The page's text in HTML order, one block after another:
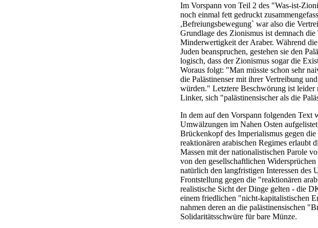
Im Vorspann von Teil 2 des "Was-ist-
noch einmal fett gedruckt
,Befreiungsbewegung` war also die
Grundlage des Zionismus ist demnach
Minderwertigkeit der Araber. Während
Juden beanspruchen, gestehen sie den
logisch, dass der Zionismus sogar die
Woraus folgt: "Man müsste schon sehr
die Palästinenser mit ihrer Vertreibung
würden." Letztere Beschwörung ist
Linker, sich "palästinensischer als die
In dem auf den Vorspann folgenden Text
Umwälzungen im Nahen Osten
Brückenkopf des Imperialismus gegen
reaktionären arabischen Regimes erlaubt
Massen mit der nationalistischen Parole
von den gesellschaftlichen
natürlich den langfristigen Interessen des
Frontstellung gegen die "reaktionären
realistische Sicht der Dinge gelten - die
einem friedlichen "nicht-kapitalistischen
nahmen deren an die palästinensischen
Solidaritätsschwüre für bare Münze.